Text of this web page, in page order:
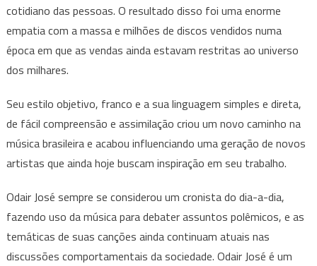
cotidiano das pessoas. O resultado disso foi uma enorme
empatia com a massa e milhões de discos vendidos numa
época em que as vendas ainda estavam restritas ao universo
dos milhares.
Seu estilo objetivo, franco e a sua linguagem simples e direta,
de fácil compreensão e assimilação criou um novo caminho na
música brasileira e acabou influenciando uma geração de novos
artistas que ainda hoje buscam inspiração em seu trabalho.
Odair José sempre se considerou um cronista do dia-a-dia,
fazendo uso damúsica para debater assuntos polêmicos, e as
temáticas de suas canções aindacontinuam atuais nas
discussões comportamentais da sociedade. Odair José é um